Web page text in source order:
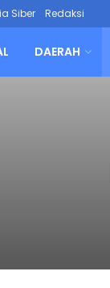
Siber Redaksi
DAERAH